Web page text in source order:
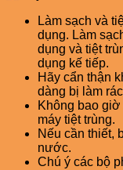
Làm sạch và
dụng. Làm
dụng và tiệt
dụng kế tiếp.
Hãy cẩn thận
dàng bị làm
Không bao
máy tiệt trùng.
Nếu cần thiết,
nước.
Chú ý các bộ